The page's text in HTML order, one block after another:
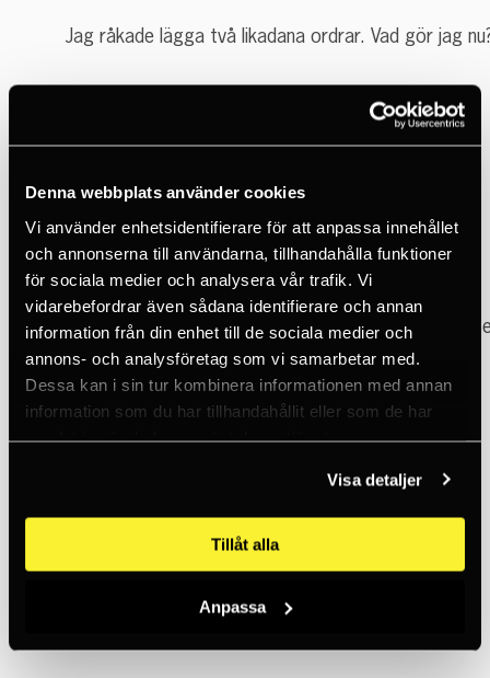
Denna webbplats använder cookies
Vi använder enhetsidentifierare för att anpassa innehållet
och annonserna till användarna, tillhandahålla funktioner
för sociala medier och analysera vår trafik. Vi
vidarebefordrar även sådana identifierare och annan
information från din enhet till de sociala medier och
annons- och analysföretag som vi samarbetar med.
Dessa kan i sin tur kombinera informationen med annan
information som du har tillhandahållit eller som de har
samlat in när du har använt deras tjänster.
Visa detaljer
Tillåt alla
Anpassa
Jag råkade lägga två likadana ordrar. Vad gör jag
Kurser
Behöver jag ta med egen utrustning?
Vad händer om jag behöver avboka min kurs?
Kan jag få min PPE inspekterad i samband med
Kan jag hyra C2s träningsanläggning?
När grundades C2?
Hur kontaktar jag C2?